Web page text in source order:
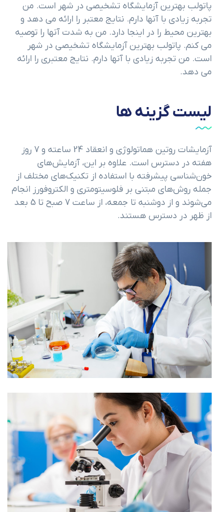
پاتولب بهترین آزمایشگاه تشخیصی در شهر است. من
تجربه زیادی با آنها دارم. نتایج معتبر را ارائه می دهد و
بهترین محیط را در اینجا دارد. من به شدت آنها را توصیه
می کنم. پاتولب بهترین آزمایشگاه تشخیصی در شهر
است. من تجربه زیادی با آنها دارم. نتایج معتبری را ارائه
می دهد.
لیست گزینه ها
آزمایشات روتین هماتولوژی و انعقاد 24 ساعته و 7 روز
هفته در دسترس است. علاوه بر این، آزمایش‌های
خون‌شناسی پیشرفته با استفاده از تکنیک‌های مختلف از
جمله روش‌های مبتنی بر فلوسیتومتری و الکتروفورز انجام
می‌شوند و از دوشنبه تا جمعه، از ساعت 7 صبح تا 5 بعد
از ظهر در دسترس هستند.